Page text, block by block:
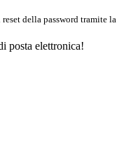
della password tramite la
posta elettronica!